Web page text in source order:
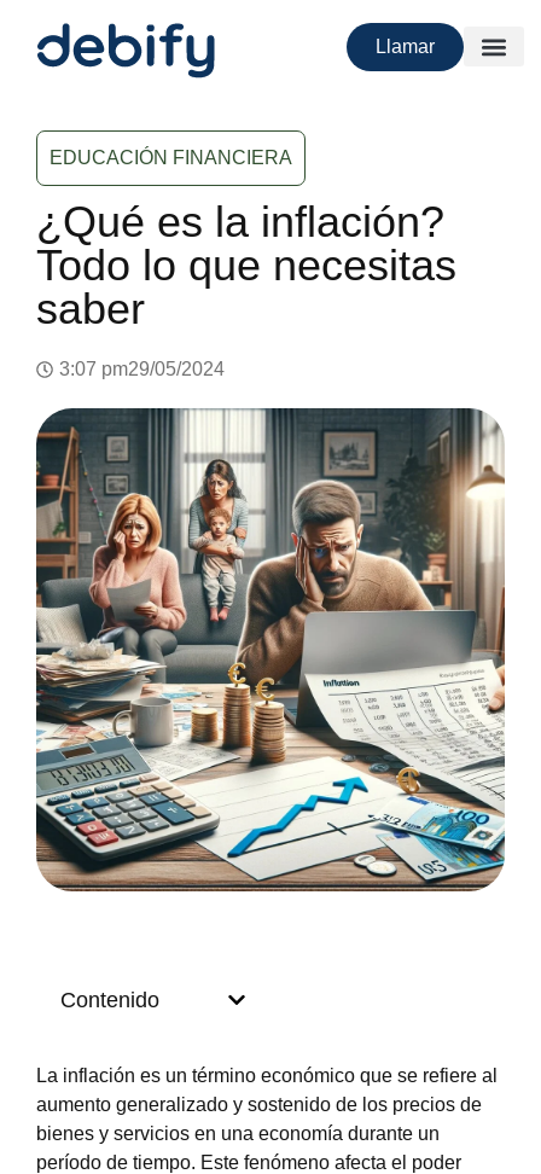
Llamar
EDUCACIÓN FINANCIERA
¿Qué es la inflación?
Todo lo que necesitas
saber
3:07 pm29/05/2024
Contenido
La inflación es un término económico que se refiere al
aumento generalizado y sostenido de los precios de
bienes y servicios en una economía durante un
período de tiempo. Este fenómeno afecta el poder